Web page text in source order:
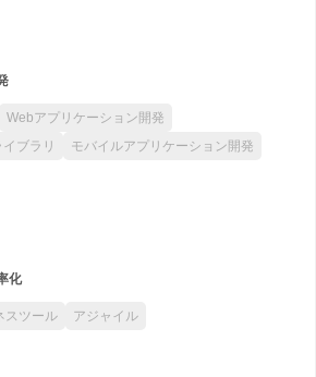
Webアプリケーション開発
ブラリ
モバイルアプリケーション開発
化
スツール アジャイル